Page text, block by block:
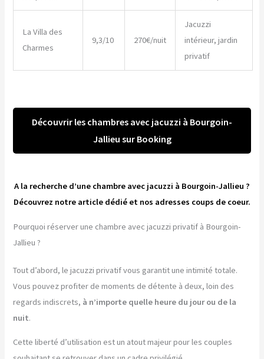
La Villa des
Charmes
9,3/10 270€/nuit
Jacuzzi
intérieur, jardin
privatif
Découvrir les chambres avec jacuzzi à Bourgoin-
Jallieu sur Booking
A la recherche d’une chambre avec jacuzzi à Bourgoin-Jallieu ?
Découvrez notre article dédié et nos adresses coups de coeur.
Pourquoi réserver une chambre avec jacuzzi privatif à Bourgoin-
Jallieu ?
Tout d’abord, le jacuzzi privatif vous garantit une intimité totale.
Vous pouvez profiter de moments de détente à deux, loin des
regards indiscrets, à n’importe quelle heure du jour ou de la
nuit.
Cette liberté d’utilisation est un atout majeur pour les couples